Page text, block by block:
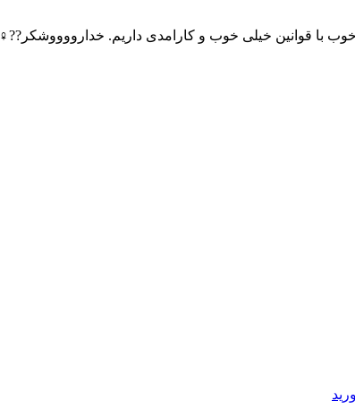
با قوانین خیلی خوب و کارامدی داریم. خدارووووشکر??‍♀️